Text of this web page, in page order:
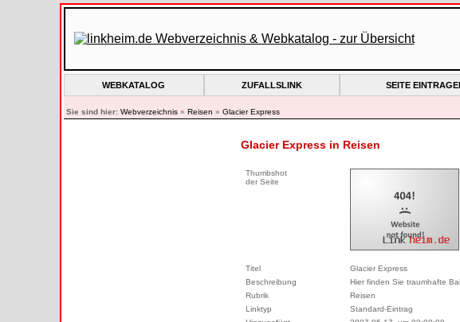
WEBKATALOG ZUFALLSLINK SEITE
Sie sind hier: Webverzeichnis» Reisen » Glacier Express
Glacier Express in Reisen
Thumbshot
der Seite
Titel
Glacier Express
Beschreibung
Hier finden Sie traumhafte
Rubrik
Reisen
Linktyp
Standard-Eintrag